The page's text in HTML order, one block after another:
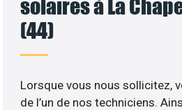
solaires à La
(44)
Lorsque vous nous sollicitez,
de l’un de nos techniciens.